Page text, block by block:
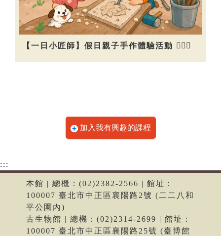
【一日小匠師】假日親子手作體驗活動 👷🏻‍♀️
加入我有興趣的課程
:::
本館 | 總機：(02)2382-2566 | 館址：
100007 臺北市中正區襄陽路2號 (二二八和
平公園內)
古生物館 | 總機：(02)2314-2699 | 館址：
100007 臺北市中正區襄陽路25號 (臺博館